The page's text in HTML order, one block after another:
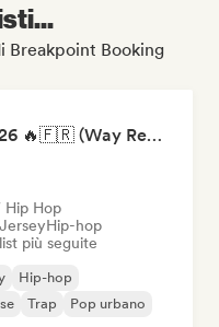
Breakpoint Booking
RAP FRANÇAIS 2026 🔥🇫🇷 (Way Records)
Hip Hop
Hip-hop
più seguite
Hip-hop
Trap
Pop urbano